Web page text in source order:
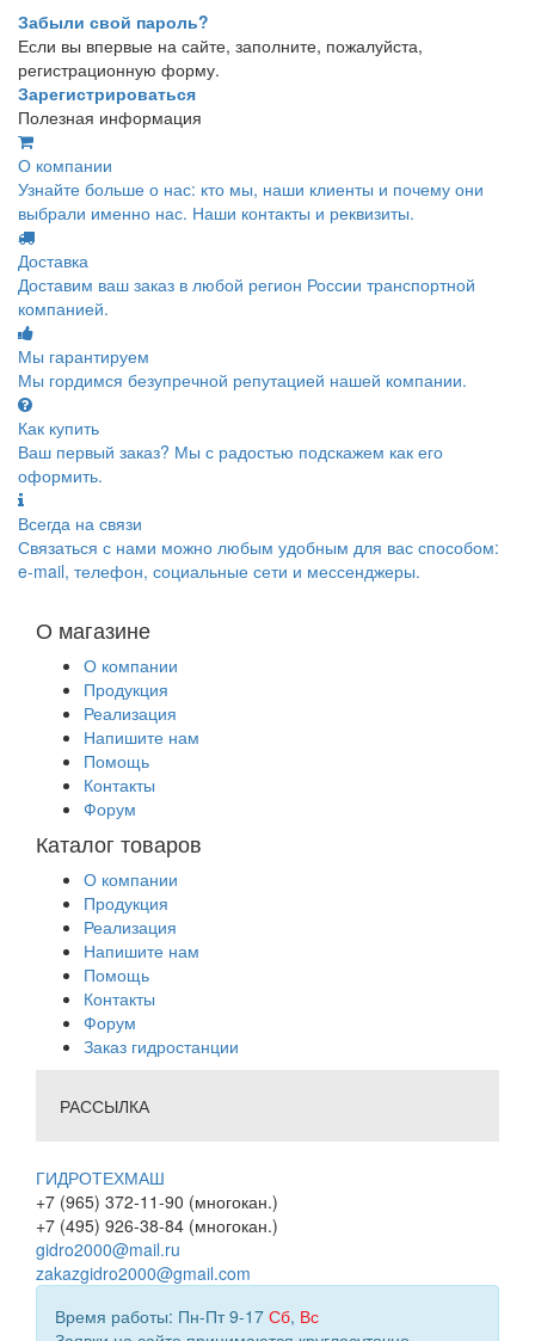
Забыли свой пароль?
Если вы впервые на сайте, заполните, пожалуйста,
регистрационную форму.
Зарегистрироваться
Полезная информация
О компании
Узнайте больше о нас: кто мы, наши клиенты и почему они
выбрали именно нас. Наши контакты и реквизиты.
Доставка
Доставим ваш заказ в любой регион России транспортной
компанией.
Мы гарантируем
Мы гордимся безупречной репутацией нашей компании.
Как купить
Ваш первый заказ? Мы с радостью подскажем как его
оформить.
Всегда на связи
Связаться с нами можно любым удобным для вас способом:
e-mail, телефон, социальные сети и мессенджеры.
О магазине
О компании
Продукция
Реализация
Напишите нам
Помощь
Контакты
Форум
Каталог товаров
О компании
Продукция
Реализация
Напишите нам
Помощь
Контакты
Форум
Заказ гидростанции
РАССЫЛКА
ГИДРОТЕХМАШ
+7 (965) 372-11-90 (многокан.)
+7 (495) 926-38-84 (многокан.)
gidro2000@mail.ru
zakazgidro2000@gmail.com
Время работы: Пн-Пт 9-17 Сб, Вс